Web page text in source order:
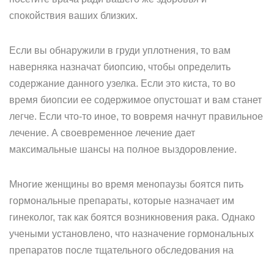
спокойствия ваших близких.
Если вы обнаружили в груди уплотнения, то вам
наверняка назначат биопсию, чтобы определить
содержание данного узелка. Если это киста, то во
время биопсии ее содержимое опустошат и вам станет
легче. Если что-то иное, то вовремя начнут правильное
лечение. А своевременное лечение дает
максимальные шансы на полное выздоровление.
Многие женщины во время менопаузы боятся пить
гормональные препараты, которые назначает им
гинеколог, так как боятся возникновения рака. Однако
учеными установлено, что назначение гормональных
препаратов после тщательного обследования на